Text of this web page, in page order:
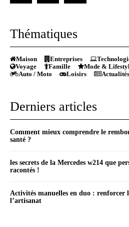
Thématiques
Maison Entreprises
Voyage
Famille Mode &
Auto / Moto
Loisirs Actualités
Derniers articles
Comment mieux comprendre le
santé ?
les secrets de la Mercedes w214 que
racontés !
Activités manuelles en duo : renforcer
l’artisanat